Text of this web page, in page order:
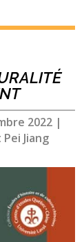
2022 |
Jiang